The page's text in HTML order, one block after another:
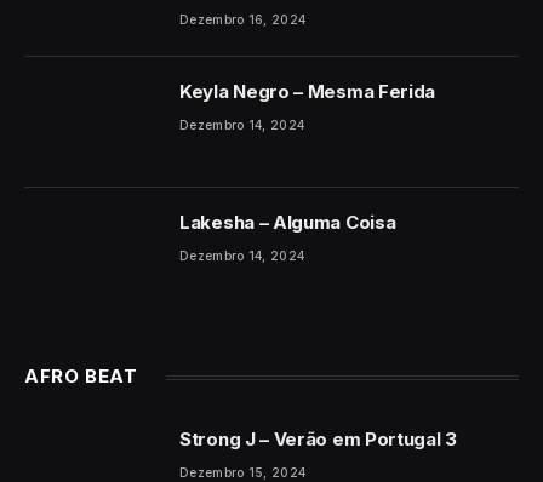
Dezembro 16, 2024
Keyla Negro – Mesma Ferida
Dezembro 14, 2024
Lakesha – Alguma Coisa
Dezembro 14, 2024
AFRO BEAT
Strong J – Verão em Portugal 3
Dezembro 15, 2024